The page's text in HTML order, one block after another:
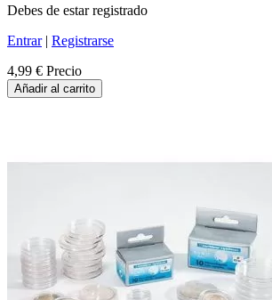
Debes de estar registrado
Entrar| Registrarse
4,99 € Precio
Añadir al carrito